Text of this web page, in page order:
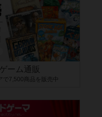
ーム通販
で7,500商品を販売中